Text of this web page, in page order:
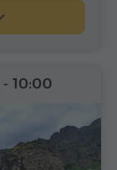
- 10:00